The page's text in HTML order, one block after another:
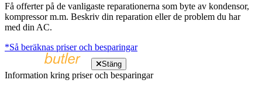
Få offerter på de vanligaste reparationerna som byte av kondensor,
kompressor m.m. Beskriv din reparation eller de problem du har
med din AC.
*Så beräknas priser och besparingar
Stäng
Information kring priser och besparingar